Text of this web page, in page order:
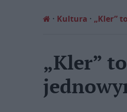
Kultura „Kler”
„Kler”